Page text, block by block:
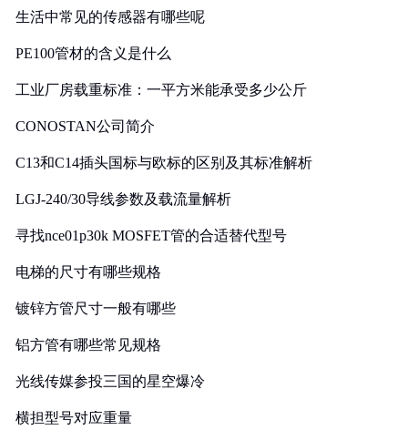
生活中常见的传感器有哪些呢
PE100管材的含义是什么
工业厂房载重标准：一平方米能承受多少公斤
CONOSTAN公司简介
C13和C14插头国标与欧标的区别及其标准解析
LGJ-240/30导线参数及载流量解析
寻找nce01p30k MOSFET管的合适替代型号
电梯的尺寸有哪些规格
镀锌方管尺寸一般有哪些
铝方管有哪些常见规格
光线传媒参投三国的星空爆冷
横担型号对应重量